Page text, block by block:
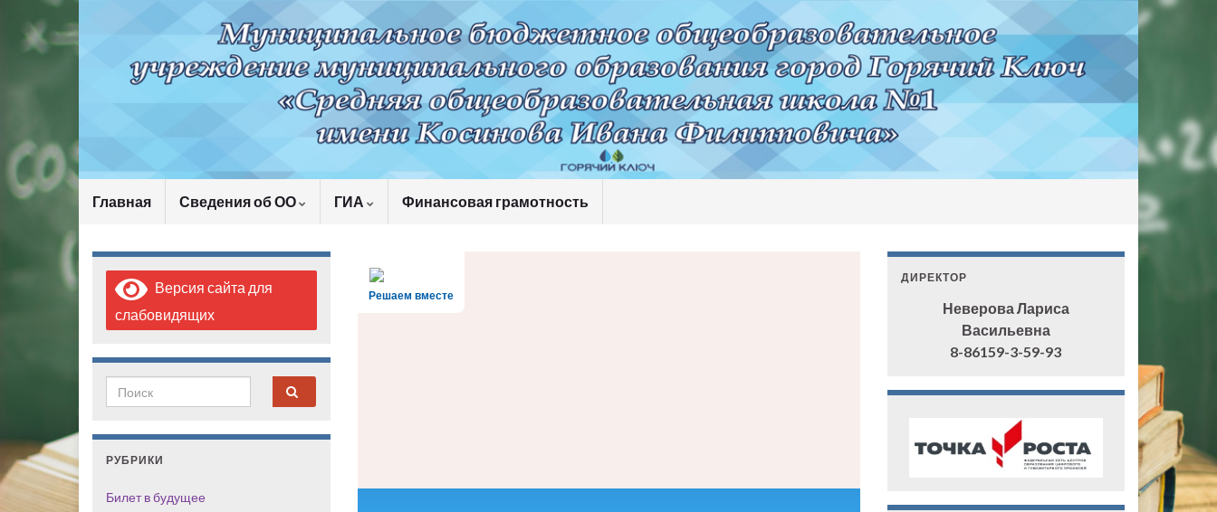
Главная Сведения об ОО ГИА Финансовая грамотность
Решаем вместе
Версия сайта для
слабовидящих
Search for:
РУБРИКИ
Билет в будущее
ДИРЕКТОР
Неверова Лариса
Васильевна
8-86159-3-59-93